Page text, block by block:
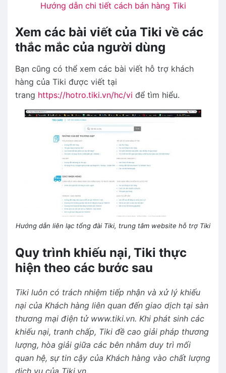
Hướng dẫn chi tiết cách bán hàng Tiki
Xem các bài viết của Tiki về các
thắc mắc của người dùng
Bạn cũng có thể xem các bài viết hỗ trợ khách
hàng của Tiki được viết tại
trang https://hotro.tiki.vn/hc/vi để tìm hiểu.
Hướng dẫn liên lạc tổng đài Tiki, trung tâm website hỗ trợ Tiki
Quy trình khiếu nại, Tiki thực
hiện theo các bước sau
Tiki luôn có trách nhiệm tiếp nhận và xử lý khiếu
nại của Khách hàng liên quan đến giao dịch tại sàn
thương mại điện tử www.tiki.vn. Khi phát sinh các
khiếu nại, tranh chấp, Tiki đề cao giải pháp thương
lượng, hòa giải giữa các bên nhằm duy trì mối
quan hệ, sự tin cậy của Khách hàng vào chất lượng